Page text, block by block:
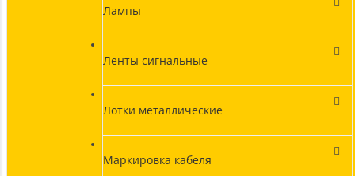
Лампы
Ленты сигнальные
Лотки металлические
Маркировка кабеля